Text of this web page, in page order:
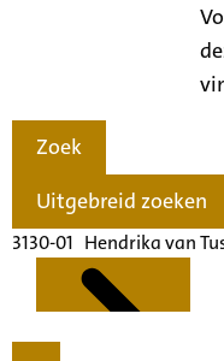
Zoek
Uitgebreid zoeken
3130-01 Hendrika van